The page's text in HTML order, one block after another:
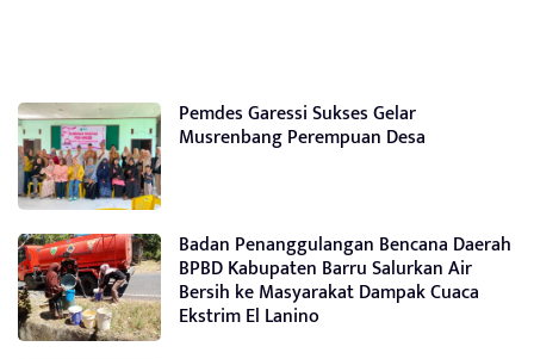
Pemdes Garessi Sukses Gelar
Musrenbang Perempuan Desa
Badan Penanggulangan Bencana Daerah
BPBD Kabupaten Barru Salurkan Air
Bersih ke Masyarakat Dampak Cuaca
Ekstrim El Lanino